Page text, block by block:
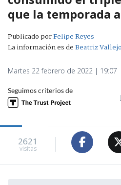
que la temporada
Publicado porFelipe Reyes
La información es deBeatriz
Martes 22 febrero de 2022 | 19:07
Seguimos criterios de
2621
visitas